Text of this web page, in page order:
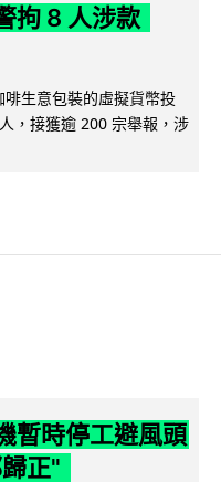
拘 8 人涉款
生意包裝的虛擬貨幣投
，接獲逾 200 宗舉報，涉
暫時停工避風頭
正"